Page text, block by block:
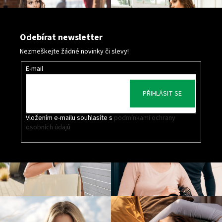
Odebírat newsletter
Nezmeškejte žádné novinky či slevy!
E-mail
Vložením e-mailu souhlasíte s podmínkami ochrany
osobních údajů
PŘIHLÁSIT SE